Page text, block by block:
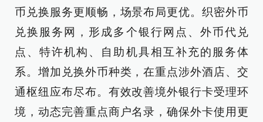
币兑换服务更顺畅，场景布局更优。织密外币
兑换服务网，形成多个银行网点、外币代兑
点、特许机构、自助机具相互补充的服务体
系。增加兑换外币种类，在重点涉外酒店、交
通枢纽应布尽布。有效改善境外银行卡受理环
境，动态完善重点商户名录，确保外卡使用更